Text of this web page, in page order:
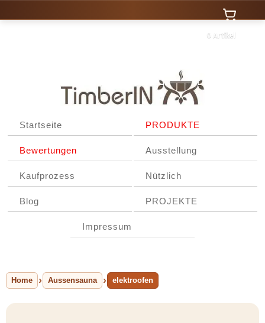
0 Artikel
Startseite PRODUKTE
Bewertungen Ausstellung
Kaufprozess Nützlich
Blog PROJEKTE
Impressum
Home Aussensauna elektroofen